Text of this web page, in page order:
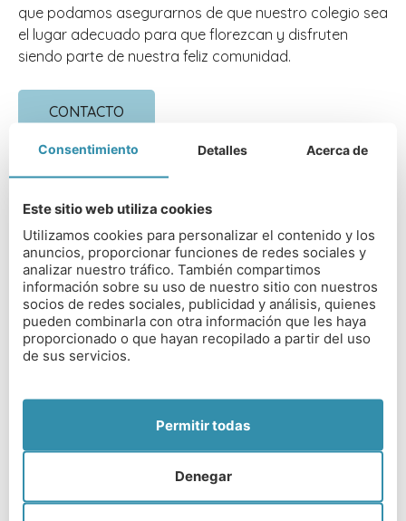
que podamos asegurarnos de que nuestro colegio sea
el lugar adecuado para que florezcan y disfruten
siendo parte de nuestra feliz comunidad.
CONTACTO
DIRECCIÓN DEL COLEGIO
Haileybury, Hertford SG13 7NU
TIPO DE COLEGIO
Mixto
DISTANCIA DESDE AEROPUERTOS
Luton - 23 millas; Stansted - 24 millas; Gatwick
- 72 millas; Heathrow - 43 millas.
Consentimiento Detalles Acerca de
Este sitio web utiliza cookies
Utilizamos cookies para personalizar el contenido y los
anuncios, proporcionar funciones de redes sociales y
analizar nuestro tráfico. También compartimos
información sobre su uso de nuestro sitio con nuestros
socios de redes sociales, publicidad y análisis, quienes
pueden combinarla con otra información que les haya
proporcionado o que hayan recopilado a partir del uso
de sus servicios.
Denegar
Permitir todas